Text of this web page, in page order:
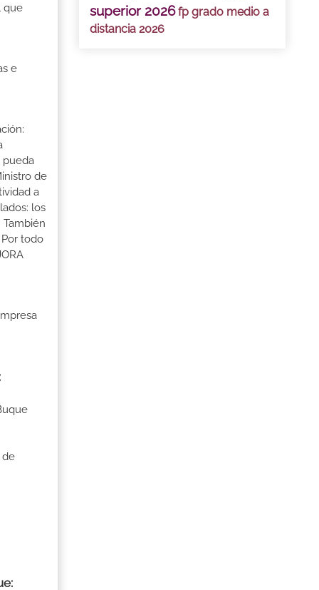
que
e
pueda
de
a
los
todo
de
superior 2026 fp grado medio a
distancia 2026